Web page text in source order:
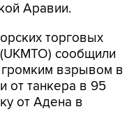
торговых
взрывом в
от танкера в 95
от Адена в
получено в